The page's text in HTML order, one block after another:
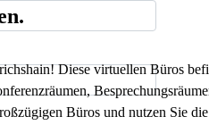
Diese virtuellen Büros
Büros und nutzen Sie